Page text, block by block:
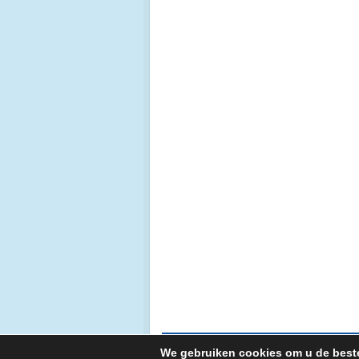
We gebruiken cookies om u de